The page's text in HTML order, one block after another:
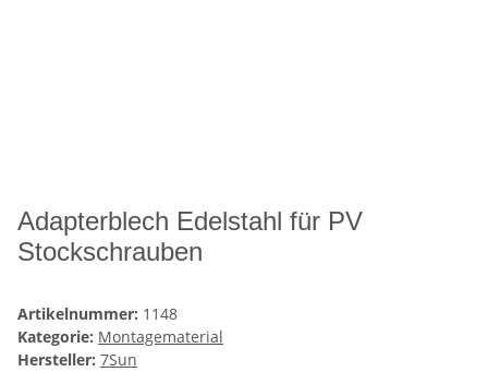
Adapterblech Edelstahl für PV
Stockschrauben
Artikelnummer: 1148
Kategorie: Montagematerial
Hersteller: 7Sun